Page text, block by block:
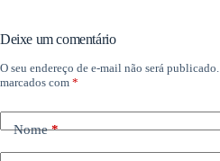
Deixe um comentário
O seu endereço de e-mail não será publicado.
marcados com *
Nome*